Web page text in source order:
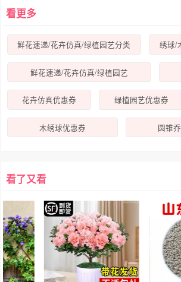
看更多
鲜花速递/花卉仿真/绿植园艺分类 绣球/
鲜花速递/花卉仿真/绿植园艺
花卉仿真优惠券 绿植园艺优惠券
木绣球优惠券 圆锥
看了又看